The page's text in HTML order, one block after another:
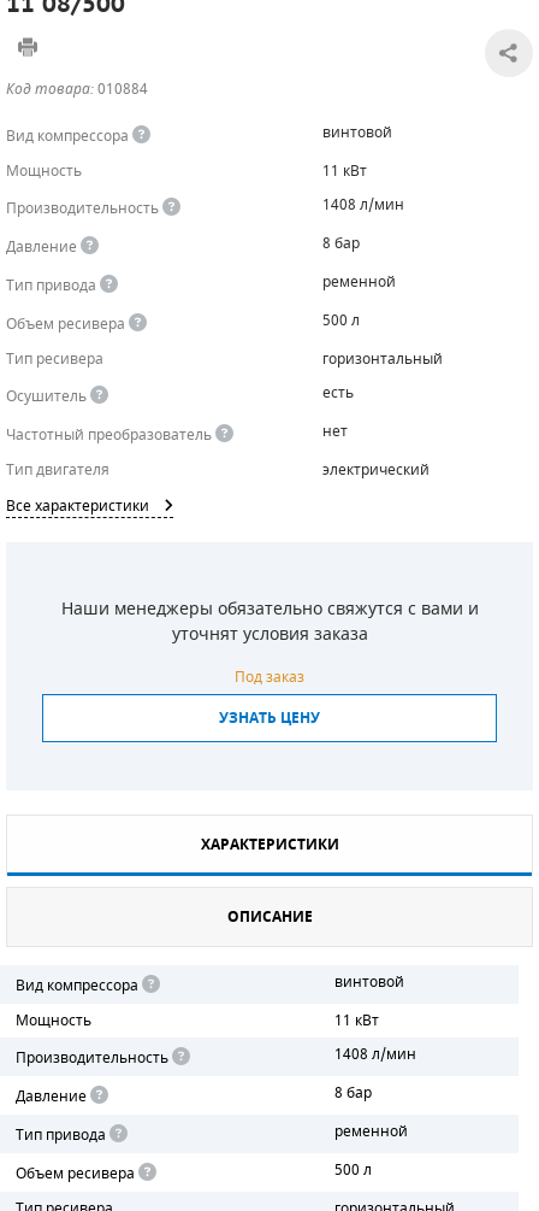
Код товара:010884
Вид компрессора
винтовой
Мощность
11 кВт
Производительность
1408 л/мин
Давление
8 бар
Тип привода
ременной
Объем ресивера
500 л
Тип ресивера
горизонтальный
Осушитель
есть
Частотный преобразователь
нет
Тип двигателя
электрический
Все характеристики
Наши менеджеры обязательно свяжутся с вами и
уточнят условия заказа
Под заказ
УЗНАТЬ ЦЕНУ
ХАРАКТЕРИСТИКИ
ОПИСАНИЕ
Вид компрессора
винтовой
Мощность
11 кВт
Производительность
1408 л/мин
Давление
8 бар
Тип привода
ременной
Объем ресивера
500 л
САДОВАЯ ТЕХНИКА
ЧИЛЛЕРЫ
КАНАЛИЗАЦИОННЫЕ НАСОСЫ
БЕНЗИНОВЫЕ МОТОПОМПЫ
ТАЛИ И ТЕЛЬФЕРЫ
ОСВЕТИТЕЛЬНЫЕ МАЧТЫ
КОНТРОЛЛЕРЫ (БЛОКИ УПРАВЛЕНИЯ)
ПРЕДОХРАНИТЕЛЬНЫЕ КЛАПАНЫ
ОБРАТНЫЕ КЛАПАНЫ
РЕЛЕ ДАВЛЕНИЯ ДЛЯ ДЛЯ КОМПРЕССОРОВ
ДАТЧИКИ
РУКАВА ВЫСОКОГО ДАВЛЕНИЯ (РВД)
ЗАПЧАСТИ ДЛЯ ВИНТОВЫХ КОМПРЕССОРОВ
ФИЛЬТРОВ
ДЛЯ АДСОРБЦИОННЫХ ОСУШИТЕЛЕЙ
ДИЗЕЛЬНЫЕ ДВИГАТЕЛИ
РАДИАТОРЫ
ПОРШНЕВЫЕ БЛОКИ
ДЕТАЛИ ПОРШНЕВЫХ КОМПРЕССОРОВ